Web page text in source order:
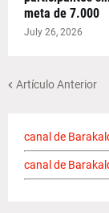
meta de 7.000
July 26, 2026
Artículo Anterior
canal de
canal de